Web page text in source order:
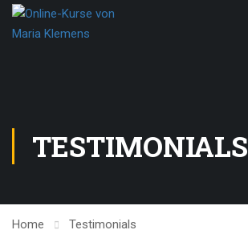
TESTIMONIALS
Home Testimonials